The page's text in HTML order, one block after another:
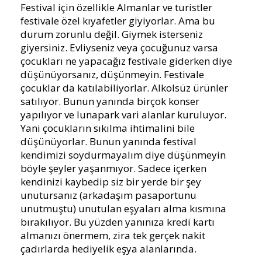
Festival için özellikle Almanlar ve turistler
festivale özel kıyafetler giyiyorlar. Ama bu
durum zorunlu değil. Giymek isterseniz
giyersiniz. Evliyseniz veya çocuğunuz varsa
çocukları ne yapacağız festivale giderken diye
düşünüyorsanız, düşünmeyin. Festivale
çocuklar da katılabiliyorlar. Alkolsüz ürünler
satılıyor. Bunun yanında birçok konser
yapılıyor ve lunapark vari alanlar kuruluyor.
Yani çocukların sıkılma ihtimalini bile
düşünüyorlar. Bunun yanında festival
kendimizi soydurmayalım diye düşünmeyin
böyle şeyler yaşanmıyor. Sadece içerken
kendinizi kaybedip siz bir yerde bir şey
unutursanız (arkadaşım pasaportunu
unutmuştu) unutulan eşyaları alma kısmına
bırakılıyor. Bu yüzden yanınıza kredi kartı
almanızı önermem, zira tek gerçek nakit
çadırlarda hediyelik eşya alanlarında.